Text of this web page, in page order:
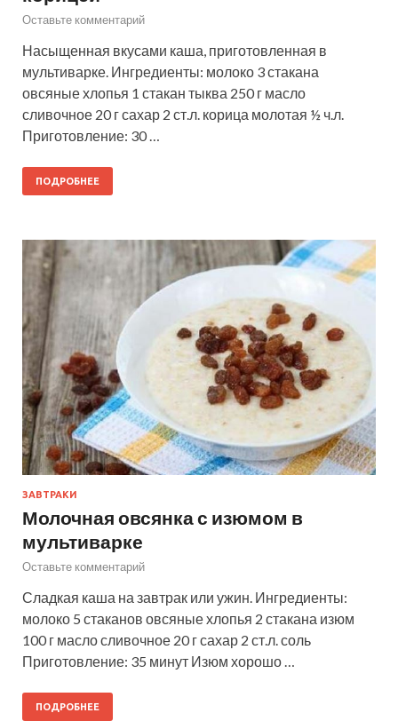
Оставьте комментарий
Насыщенная вкусами каша, приготовленная в
мультиварке. Ингредиенты: молоко 3 стакана
овсяные хлопья 1 стакан тыква 250 г масло
сливочное 20 г сахар 2 ст.л. корица молотая ½ ч.л.
Приготовление: 30 …
ПОДРОБНЕЕ
ЗАВТРАКИ
Молочная овсянка с изюмом в
мультиварке
Оставьте комментарий
Сладкая каша на завтрак или ужин. Ингредиенты:
молоко 5 стаканов овсяные хлопья 2 стакана изюм
100 г масло сливочное 20 г сахар 2 ст.л. соль
Приготовление: 35 минут Изюм хорошо …
ПОДРОБНЕЕ